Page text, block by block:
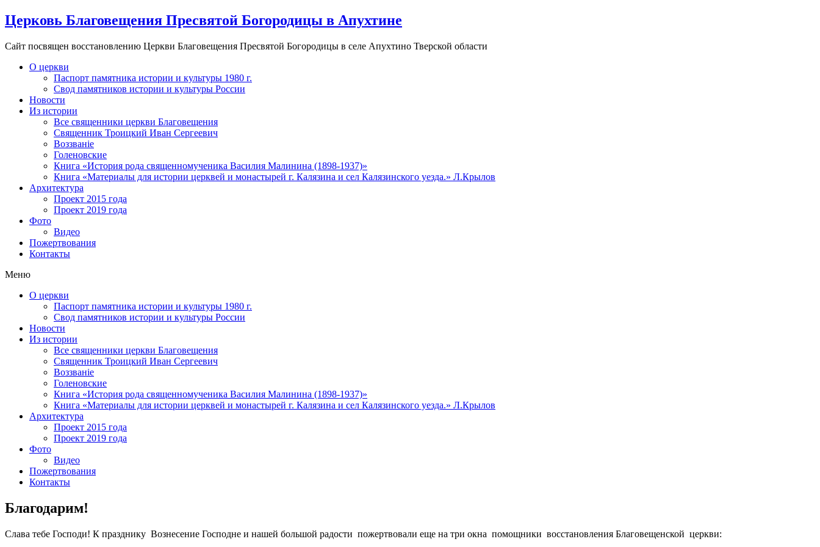
Церковь Благовещения Пресвятой Богородицы в Апухтине
Сайт посвящен восстановлению Церкви Благовещения Пресвятой Богородицы в селе Апухтино Тверской области
О церкви
Паспорт памятника истории и культуры 1980 г.
Свод памятников истории и культуры России
Новости
Из истории
Все священники церкви Благовещения
Священник Троицкий Иван Сергеевич
Воззванiе
Голеновские
Книга «История рода священномученика Василия Малинина (1898-1937)»
Книга «Материалы для истории церквей и монастырей г. Калязина и сел Калязинского уезда.» Л.Крылов
Архитектура
Проект 2015 года
Проект 2019 года
Фото
Видео
Пожертвования
Контакты
Меню
О церкви
Паспорт памятника истории и культуры 1980 г.
Свод памятников истории и культуры России
Новости
Из истории
Все священники церкви Благовещения
Священник Троицкий Иван Сергеевич
Воззванiе
Голеновские
Книга «История рода священномученика Василия Малинина (1898-1937)»
Книга «Материалы для истории церквей и монастырей г. Калязина и сел Калязинского уезда.» Л.Крылов
Архитектура
Проект 2015 года
Проект 2019 года
Фото
Видео
Пожертвования
Контакты
Благодарим!
Слава тебе Господи! К празднику Вознесение Господне и нашей большой радости пожертвовали еще на три окна помощники восстановления Благовещенской церкви: